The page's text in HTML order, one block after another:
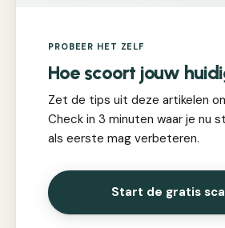
PROBEER HET ZELF
Hoe scoort jouw
Zet de tips uit deze artikelen
Check in 3 minuten waar je nu
als eerste mag verbeteren.
Start de gratis